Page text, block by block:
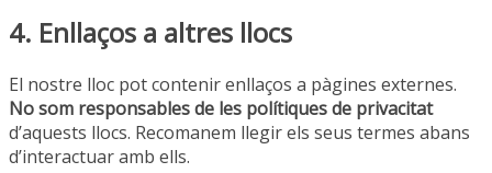
4. Enllaços a altres llocs
El nostre lloc pot contenir enllaços a pàgines externes.
No som responsables de les polítiques de privacitat
d’aquests llocs. Recomanem llegir els seus termes abans
d’interactuar amb ells.